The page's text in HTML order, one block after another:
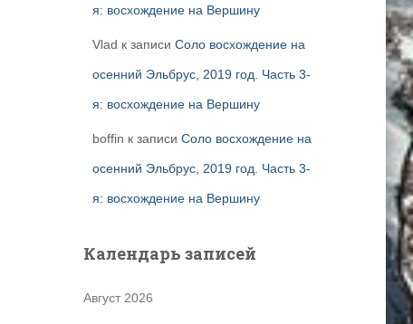
я: восхождение на Вершину
Vlad к записи Соло восхождение на
осенний Эльбрус, 2019 год. Часть 3-
я: восхождение на Вершину
boffin к записи Соло восхождение на
осенний Эльбрус, 2019 год. Часть 3-
я: восхождение на Вершину
Календарь записей
Август 2026